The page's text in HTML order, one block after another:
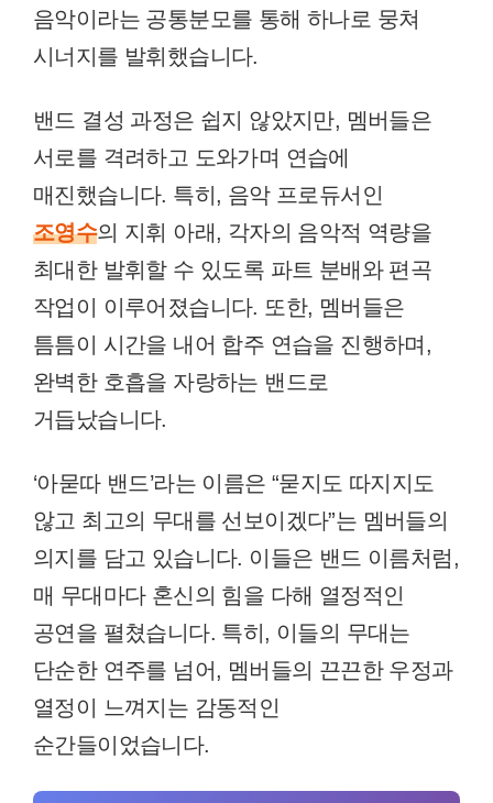
음악이라는 공통분모를 통해 하나로 뭉쳐
시너지를 발휘했습니다.
밴드 결성 과정은 쉽지 않았지만, 멤버들은
서로를 격려하고 도와가며 연습에
매진했습니다. 특히, 음악 프로듀서인
조영수의 지휘 아래, 각자의 음악적 역량을
최대한 발휘할 수 있도록 파트 분배와 편곡
작업이 이루어졌습니다. 또한, 멤버들은
틈틈이 시간을 내어 합주 연습을 진행하며,
완벽한 호흡을 자랑하는 밴드로
거듭났습니다.
‘아묻따 밴드’라는 이름은 “묻지도 따지지도
않고 최고의 무대를 선보이겠다”는 멤버들의
의지를 담고 있습니다. 이들은 밴드 이름처럼,
매 무대마다 혼신의 힘을 다해 열정적인
공연을 펼쳤습니다. 특히, 이들의 무대는
단순한 연주를 넘어, 멤버들의 끈끈한 우정과
열정이 느껴지는 감동적인
순간들이었습니다.